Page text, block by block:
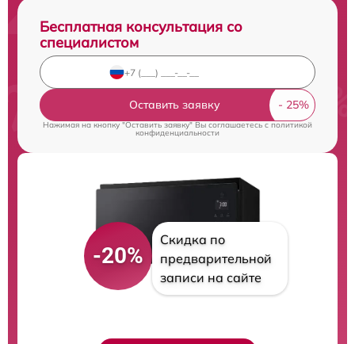
Бесплатная консультация со
специалистом
Оставить заявку
Нажимая на кнопку "Оставить заявку" Вы соглашаетесь cполитикой
конфиденциальности
-20%
Скидка по
предварительной
записи на сайте